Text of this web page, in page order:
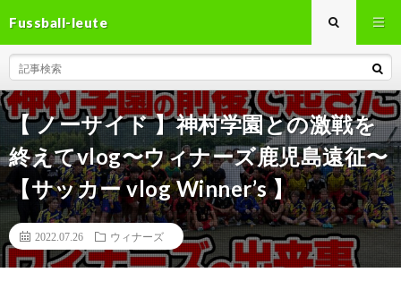
Fussball-leute
【 ノーサイド 】神村学園との激戦を
終えてvlog〜ウィナーズ鹿児島遠征〜
【サッカー vlog Winner’s 】
2022.07.26 ウィナーズ